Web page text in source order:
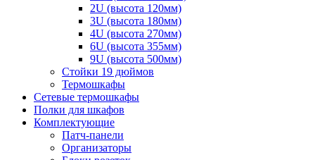
2U (высота 120мм)
3U (высота 180мм)
4U (высота 270мм)
6U (высота 355мм)
9U (высота 500мм)
Стойки 19 дюймов
Термошкафы
Сетевые термошкафы
Полки для шкафов
Комплектующие
Патч-панели
Организаторы